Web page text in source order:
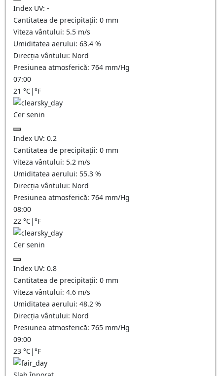
Index UV: -
Cantitatea de precipitații: 0 mm
Viteza vântului: 5.5 m/s
Umiditatea aerului: 63.4 %
Direcția vântului: Nord
Presiunea atmosferică: 764 mm/Hg
07:00
21 °C|°F
Cer senin
Index UV: 0.2
Cantitatea de precipitații: 0 mm
Viteza vântului: 5.2 m/s
Umiditatea aerului: 55.3 %
Direcția vântului: Nord
Presiunea atmosferică: 764 mm/Hg
08:00
22 °C|°F
Cer senin
Index UV: 0.8
Cantitatea de precipitații: 0 mm
Viteza vântului: 4.6 m/s
Umiditatea aerului: 48.2 %
Direcția vântului: Nord
Presiunea atmosferică: 765 mm/Hg
09:00
23 °C|°F